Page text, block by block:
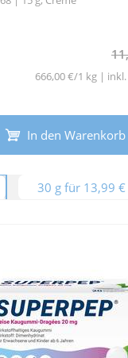
666,00 €/1 kg |
In den Warenkorb
30 g für 13,99 €